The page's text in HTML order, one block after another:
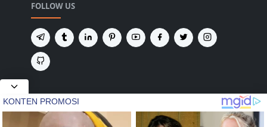
FOLLOW US
NEWSLETTER